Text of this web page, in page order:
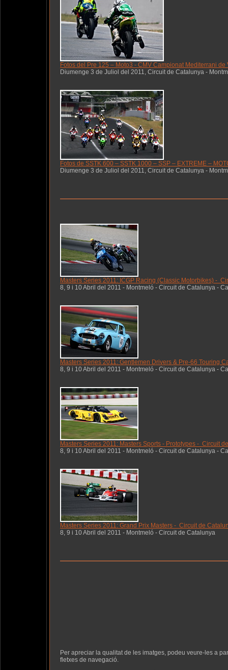
Fotos del Pre 125 – Moto3 - CMV Campionat Mediterrani
Diumenge 3 de Juliol del 2011, Circuit de Catalunya -
Fotos de SSTK 600 – SSTK 1000 – SSP – EXTREME –
Diumenge 3 de Juliol del 2011, Circuit de Catalunya -
Masters Series 2011: ICGP Racing (Classic Motorbikes) -
8, 9 i 10 Abril del 2011 - Montmeló - Circuit de Catalunya -
Masters Series 2011: Gentlemen Drivers & Pre-66 Touring
8, 9 i 10 Abril del 2011 - Montmeló - Circuit de Catalunya -
Masters Series 2011: Masters Sports - Prototypes - Circuit
8, 9 i 10 Abril del 2011 - Montmeló - Circuit de Catalunya -
Masters Series 2011: Grand Prix Masters - Circuit de
8, 9 i 10 Abril del 2011 - Montmeló - Circuit de Catalunya
Per apreciar la qualitat de les imatges, podeu veure-les a
fletxes de navegació.